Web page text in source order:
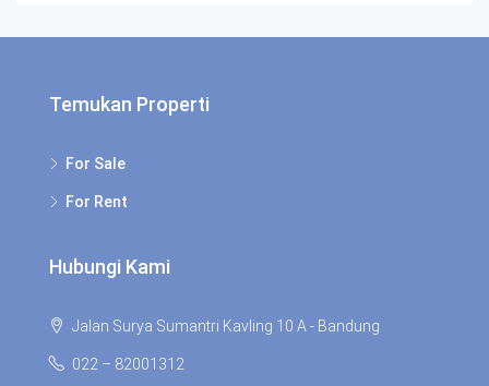
Temukan Properti
For Sale
For Rent
Hubungi Kami
Jalan Surya Sumantri Kavling 10 A - Bandung
022 – 82001312